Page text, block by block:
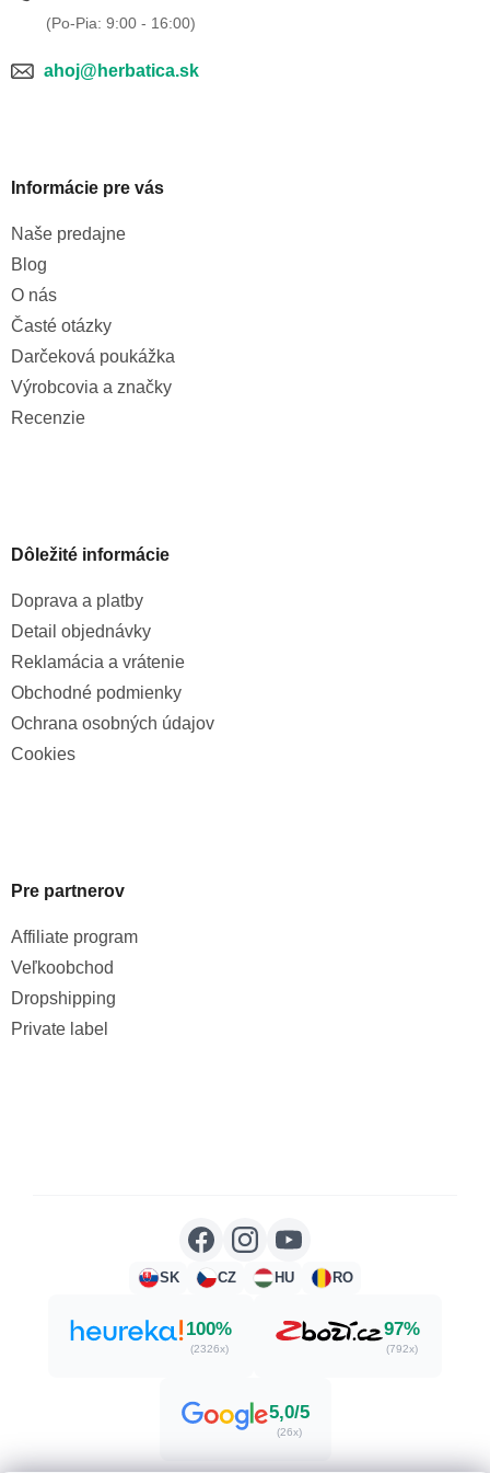
ahoj@herbatica.sk
Informácie pre vás
Naše predajne
Blog
O nás
Časté otázky
Darčeková poukážka
Výrobcovia a značky
Recenzie
Dôležité informácie
Doprava a platby
Detail objednávky
Reklamácia a vrátenie
Obchodné podmienky
Ochrana osobných údajov
Cookies
Pre partnerov
Affiliate program
Veľkoobchod
Dropshipping
Private label
SK CZ HU RO
100%
(2326x)
97%
(792x)
5,0/5
(26x)